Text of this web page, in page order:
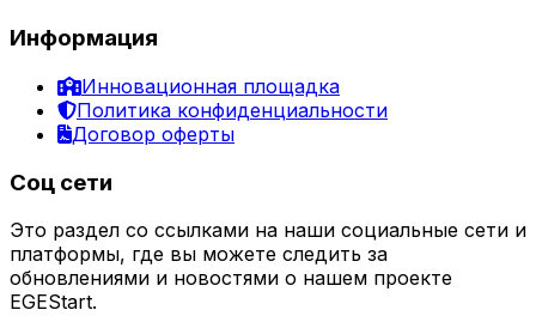
Информация
Инновационная площадка
Политика конфиденциальности
Договор оферты
Соц сети
Это раздел со ссылками на наши социальные сети и
платформы, где вы можете следить за
обновлениями и новостями о нашем проекте
EGEStart.